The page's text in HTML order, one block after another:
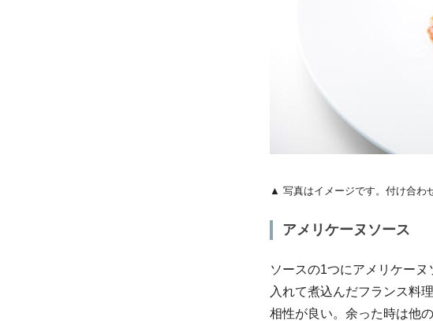
▲ 写真はイメージです。付け合わ
アメリケーヌソース
ソースの1つにアメリケー
入れて煮込んだフランス料
相性が良い。余った時は他